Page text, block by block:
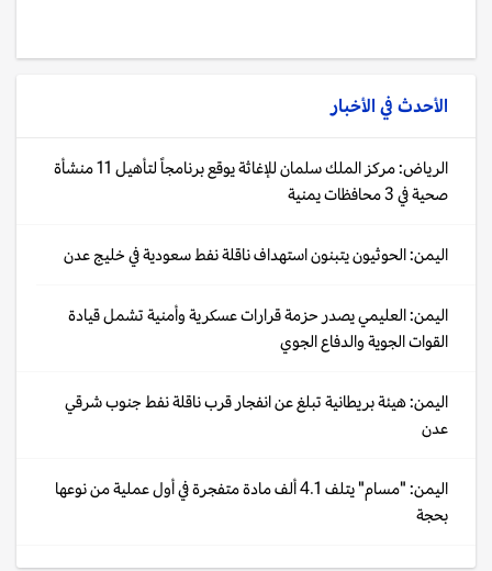
الأحدث في الأخبار
الرياض: مركز الملك سلمان للإغاثة يوقع برنامجاً لتأهيل 11 منشأة
صحية في 3 محافظات يمنية
اليمن: الحوثيون يتبنون استهداف ناقلة نفط سعودية في خليج عدن
اليمن: العليمي يصدر حزمة قرارات عسكرية وأمنية تشمل قيادة
القوات الجوية والدفاع الجوي
اليمن: هيئة بريطانية تبلغ عن انفجار قرب ناقلة نفط جنوب شرقي
عدن
اليمن: "مسام" يتلف 4.1 ألف مادة متفجرة في أول عملية من نوعها
بحجة